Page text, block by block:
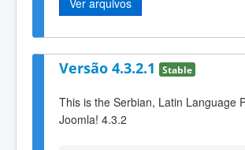
Versão 4.3.2.1 Stable
This is the Serbian, Latin Language
Joomla! 4.3.2